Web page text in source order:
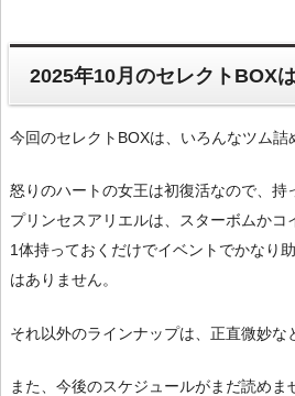
2025年10月のセレクトBOX
今回のセレクトBOXは、いろんなツム詰
怒りのハートの女王は初復活なので、持
プリンセスアリエルは、スターボムかコ
1体持っておくだけでイベントでかなり
はありません。
それ以外のラインナップは、正直微妙な
また、今後のスケジュールがまだ読めま